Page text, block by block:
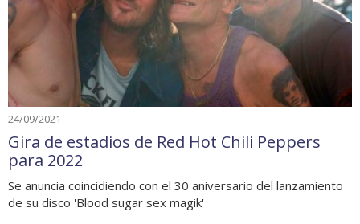
24/09/2021
Gira de estadios de Red Hot Chili Peppers
para 2022
Se anuncia coincidiendo con el 30 aniversario del lanzamiento
de su disco 'Blood sugar sex magik'